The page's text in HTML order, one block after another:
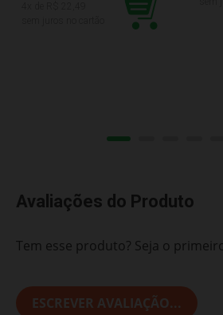
Avaliações do Produto
Tem esse produto? Seja o
ESCREVER AVALIAÇÃO...